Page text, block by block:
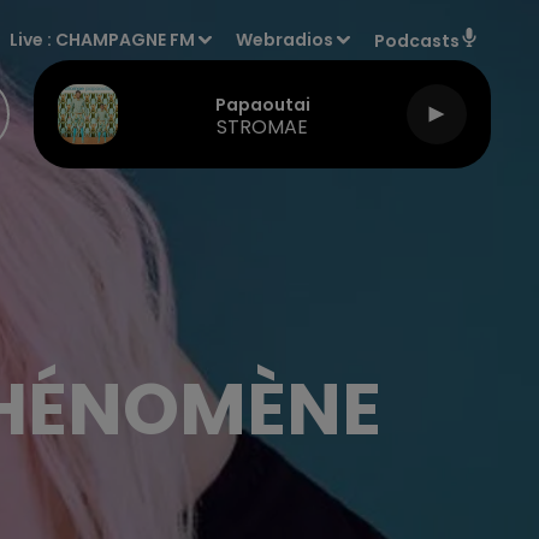
Live : CHAMPAGNE FM Webradios Podcasts
Papaoutai
STROMAE